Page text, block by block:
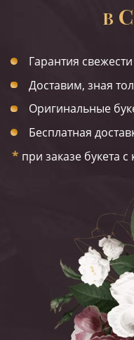
В
Гарантия
Доставим, зная
Оригинальные
Бесплатная
* при заказе букета с